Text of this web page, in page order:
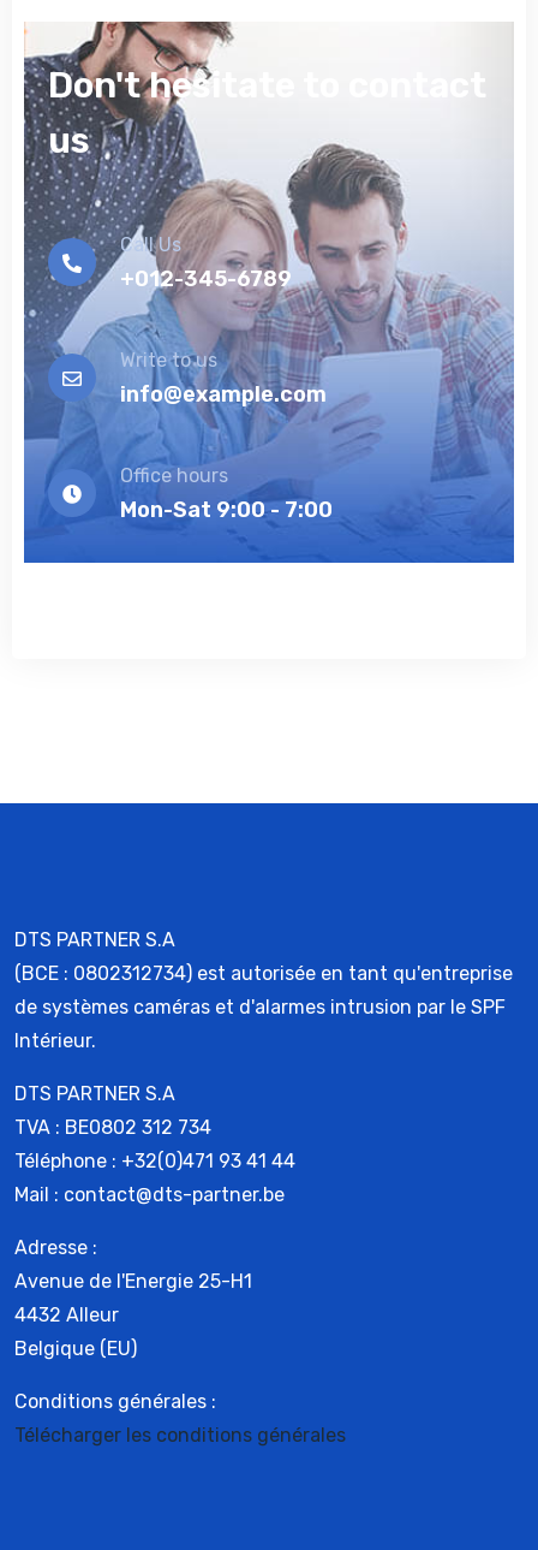
Don't hesitate to contact
us
Call Us
+012-345-6789
Write to us
info@example.com
Office hours
Mon-Sat 9:00 - 7:00
DTS PARTNER S.A
(BCE : 0802312734) est autorisée en tant qu'entreprise
de systèmes caméras et d'alarmes intrusion par le SPF
Intérieur.
DTS PARTNER S.A
TVA : BE0802 312 734
Téléphone : +32(0)471 93 41 44
Mail : contact@dts-partner.be
Adresse :
Avenue de l'Energie 25-H1
4432 Alleur
Belgique (EU)
Conditions générales :
Télécharger les conditions générales